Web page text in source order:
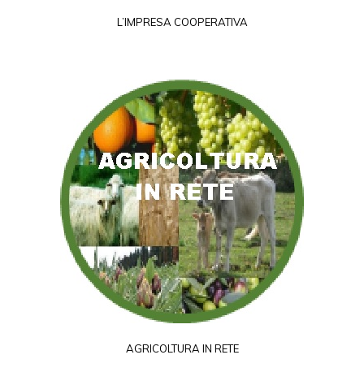
L’IMPRESA COOPERATIVA
AGRICOLTURA IN RETE